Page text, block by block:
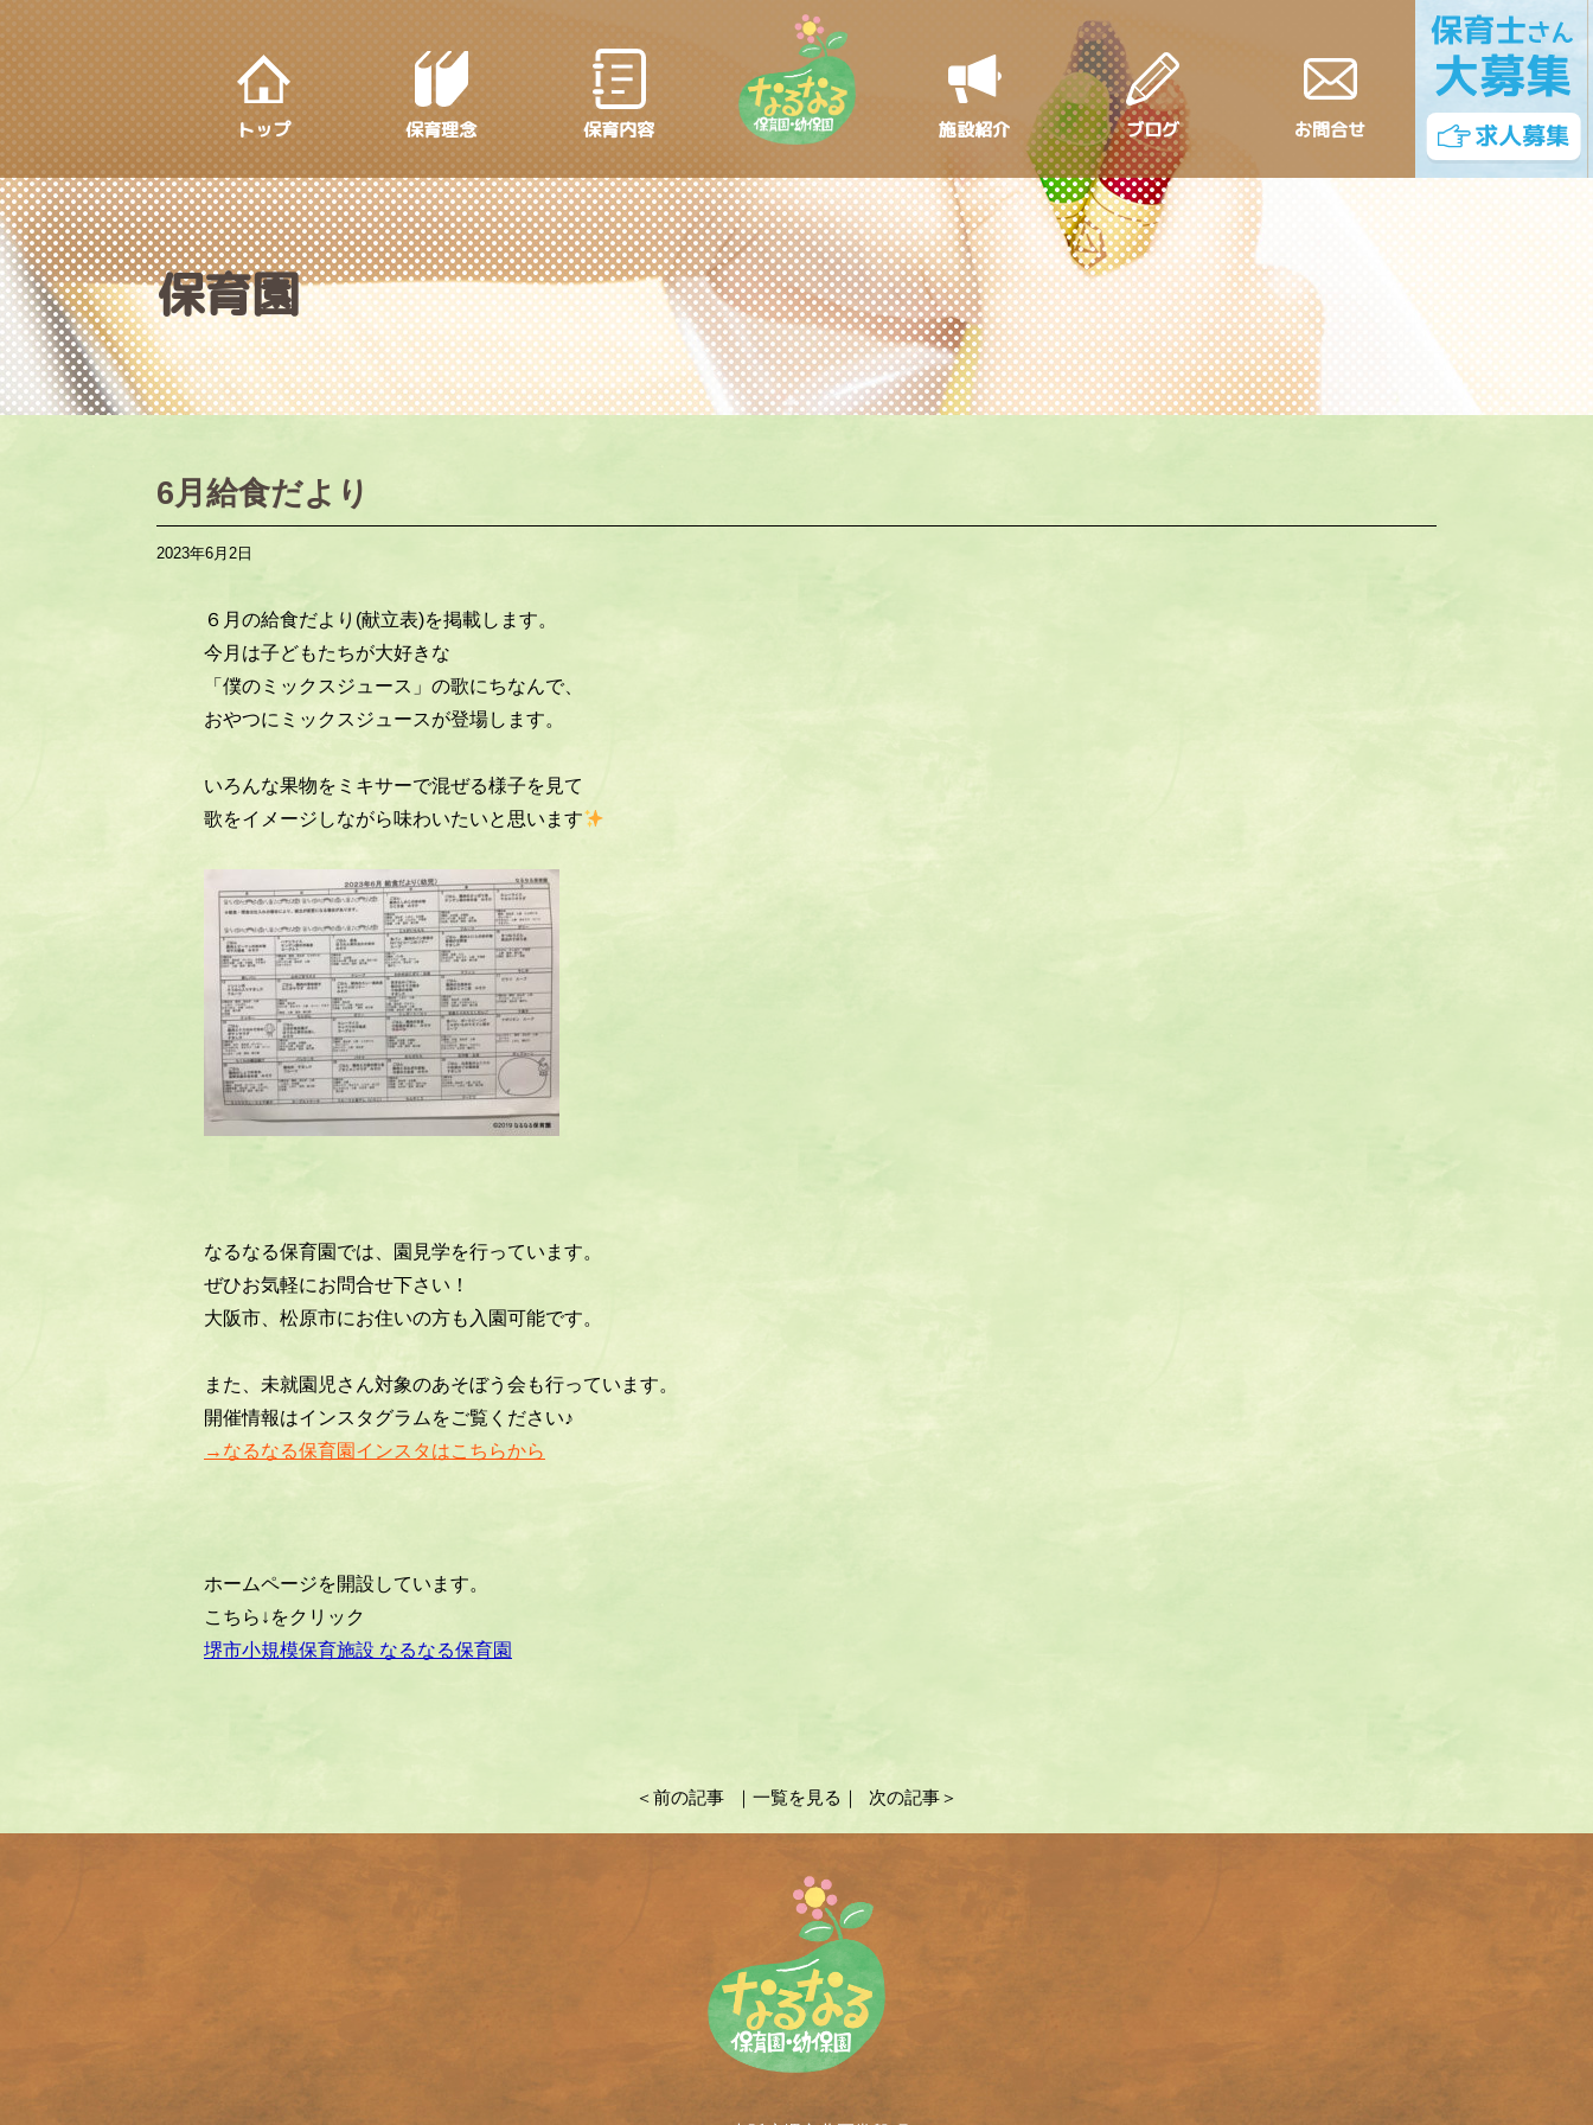
k
i
p
t
o
m
a
i
n
c
o
n
トップ 保育理念 保育内容 施設紹介 ブログ お問合せ
保育園
6月給食だより
2023年6月2日
６月の給食だより(献立表)を掲載します。
今月は子どもたちが大好きな
「僕のミックスジュース」の歌にちなんで、
おやつにミックスジュースが登場します。
いろんな果物をミキサーで混ぜる様子を見て
歌をイメージしながら味わいたいと思います
なるなる保育園では、園見学を行っています。
ぜひお気軽にお問合せ下さい！
大阪市、松原市にお住いの方も入園可能です。
また、未就園児さん対象のあそぼう会も行っています。
開催情報はインスタグラムをご覧ください♪
→なるなる保育園インスタはこちらから
ホームページを開設しています。
こちら↓をクリック
堺市小規模保育施設 なるなる保育園
稿
＜前の記事 次の記事＞
｜一覧を見る｜